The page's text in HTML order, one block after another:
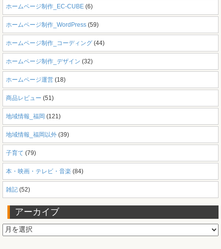
ホームページ制作_EC-CUBE (6)
ホームページ制作_WordPress (59)
ホームページ制作_コーディング (44)
ホームページ制作_デザイン (32)
ホームページ運営 (18)
商品レビュー (51)
地域情報_福岡 (121)
地域情報_福岡以外 (39)
子育て (79)
本・映画・テレビ・音楽 (84)
雑記 (52)
アーカイブ
ア
ー